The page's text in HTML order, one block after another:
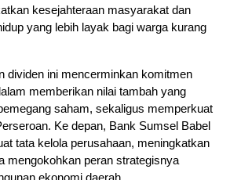
kesejahteraan masyarakat dan
yang lebih layak bagi warga kurang
dividen ini mencerminkan komitmen
memberikan nilai tambah yang
saham, sekaligus memperkuat
Ke depan, Bank Sumsel Babel
tata kelola perusahaan, meningkatkan
mengokohkan peran strategisnya
ekonomi daerah.